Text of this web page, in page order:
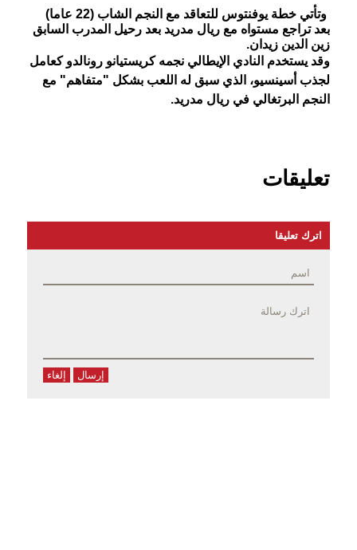
وتأتي خطة يوفنتوس للتعاقد مع النجم الشاب (22 عاما)
بعد تراجع مستواه مع ريال مدريد بعد رحيل المدرب السابق
زين الدين زيدان.
وقد يستخدم النادي الإيطالي نجمه كريستيانو رونالدو كعامل
لجذب أسينسيو، الذي سبق له اللعب بشكل "متفاهم" مع
النجم البرتغالي في ريال مدريد.
تعليقات
اترك تعليقا
إرسال إلغاء